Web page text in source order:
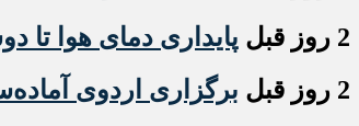
2 روز قبل
پایداری دمای هوا تا
2 روز قبل
برگزاری اردوی